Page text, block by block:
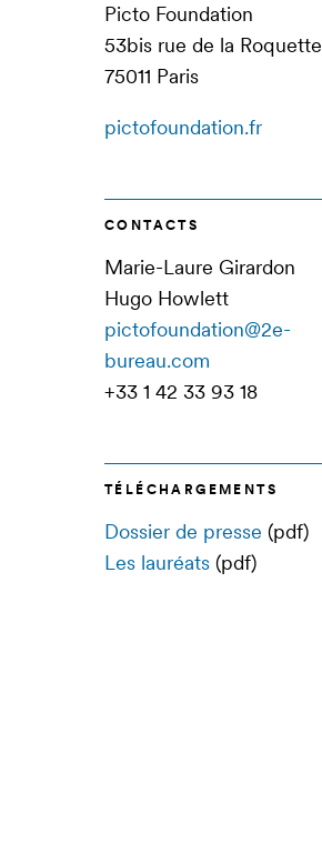
Picto Foundation
53bis rue de la Roquette
75011 Paris
pictofoundation.fr
CONTACTS
Marie-Laure Girardon
Hugo Howlett
pictofoundation@2e-
bureau.com
+33 1 42 33 93 18
TÉLÉCHARGEMENTS
Dossier de presse (pdf)
Les lauréats(pdf)